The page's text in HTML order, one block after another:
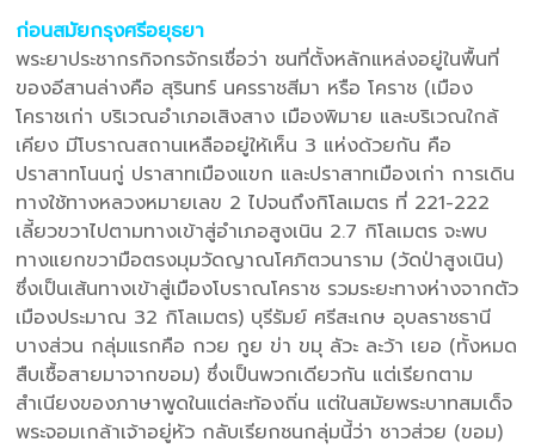
ก่อนสมัยกรุงศรีอยุธยา
พระยาประชากรกิจกรจักรเชื่อว่า ชนที่ตั้งหลักแหล่งอยู่ในพื้นที่
ของอีสานล่างคือ สุรินทร์ นครราชสีมา หรือ โคราช (เมือง
โคราชเก่า บริเวณอำเภอเสิงสาง เมืองพิมาย และบริเวณใกล้
เคียง มีโบราณสถานเหลืออยู่ให้เห็น 3 แห่งด้วยกัน คือ
ปราสาทโนนกู่ ปราสาทเมืองแขก และปราสาทเมืองเก่า การเดิน
ทางใช้ทางหลวงหมายเลข 2 ไปจนถึงกิโลเมตร ที่ 221-222
เลี้ยวขวาไปตามทางเข้าสู่อำเภอสูงเนิน 2.7 กิโลเมตร จะพบ
ทางแยกขวามือตรงมุมวัดญาณโศภิตวนาราม (วัดป่าสูงเนิน)
ซึ่งเป็นเส้นทางเข้าสู่เมืองโบราณโคราช รวมระยะทางห่างจากตัว
เมืองประมาณ 32 กิโลเมตร) บุรีรัมย์ ศรีสะเกษ อุบลราชธานี
บางส่วน กลุ่มแรกคือ กวย กูย ข่า ขมุ ลัวะ ละว้า เยอ (ทั้งหมด
สืบเชื้อสายมาจากขอม) ซึ่งเป็นพวกเดียวกัน แต่เรียกตาม
สำเนียงของภาษาพูดในแต่ละท้องถิ่น แต่ในสมัยพระบาทสมเด็จ
พระจอมเกล้าเจ้าอยู่หัว กลับเรียกชนกลุ่มนี้ว่า ชาวส่วย (ขอม)